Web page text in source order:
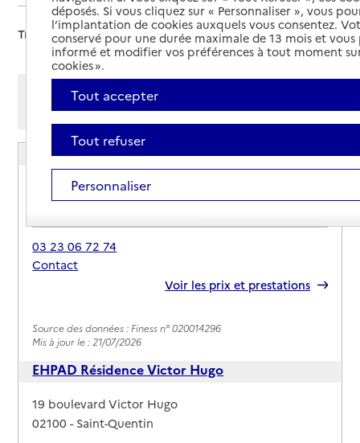
Trier par :
Afficher les résultats par:
Mode liste
Mode carte
EHPAD Résidence de Saint-Laurent
Adresse
1 rue Michel de l’Hospital
02100-Saint-Quentin
03 23 06 72 74
Contact
Voir les prix et prestations
Source des données : Finess n° 020014296
Mis à jour le : 21/07/2026
EHPAD Résidence Victor Hugo
Adresse
19 boulevard Victor Hugo
02100-Saint-Quentin
déposés. Si vous cliquez sur « Personnaliser », vous
l’implantation de cookies auxquels vous consentez.
conservé pour une durée maximale de 13 mois et
informé et modifier vos préférences à tout moment
cookies ».
Tout accepter
Tout refuser
Personnaliser